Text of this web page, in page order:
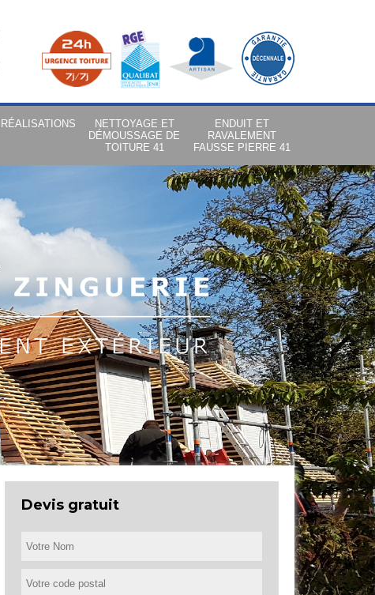
RÉALISATIONS
NETTOYAGE ET
DÉMOUSSAGE DE
TOITURE 41
ENDUIT ET
RAVALEMENT
FAUSSE PIERRE 41
Devis gratuit